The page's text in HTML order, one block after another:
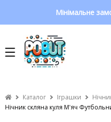
Мінімальне
Каталог Іграшки
Нічник скляна куля М'яч